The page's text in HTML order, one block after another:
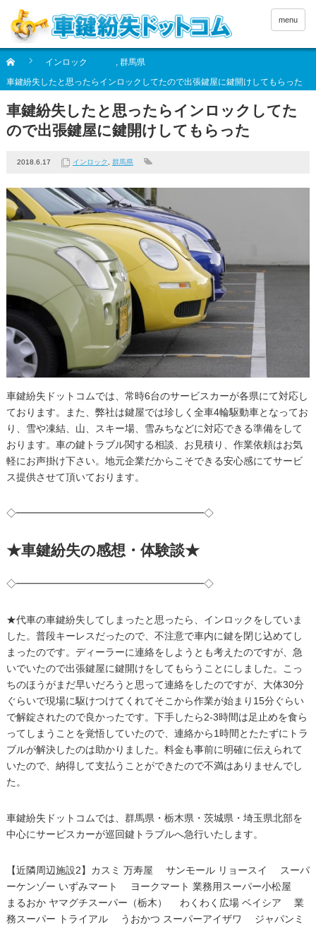
menu
インロック , 群馬県
車鍵紛失したと思ったらインロックしてたので出張鍵屋に鍵開けしてもらった
車鍵紛失したと思ったらインロックしてた
ので出張鍵屋に鍵開けしてもらった
2018.6.17 インロック 群馬県
車鍵紛失ドットコムでは、常時6台のサービスカーが各県にて対応し
ております。また、弊社は鍵屋では珍しく全車4輪駆動車となってお
り、雪や凍結、山、スキー場、雪みちなどに対応できる準備をして
おります。車の鍵トラブル関する相談、お見積り、作業依頼はお気
軽にお声掛け下さい。地元企業だからこそできる安心感にてサービ
ス提供させて頂いております。
◇━━━━━━━━━━━━━━━━━━━◇
★車鍵紛失の感想・体験談★
◇━━━━━━━━━━━━━━━━━━━◇
★代車の車鍵紛失してしまったと思ったら、インロックをしていま
した。普段キーレスだったので、不注意で車内に鍵を閉じ込めてし
まったのです。ディーラーに連絡をしようとも考えたのですが、急
いでいたので出張鍵屋に鍵開けをしてもらうことにしました。こっ
ちのほうがまだ早いだろうと思って連絡をしたのですが、大体30分
ぐらいで現場に駆けつけてくれてそこから作業が始まり15分ぐらい
で解錠されたので良かったです。下手したら2-3時間は足止めを食ら
ってしまうことを覚悟していたので、連絡から1時間とたたずにトラ
ブルが解決したのは助かりました。料金も事前に明確に伝えられて
いたので、納得して支払うことができたので不満はありませんでし
た。
車鍵紛失ドットコムでは、群馬県・栃木県・茨城県・埼玉県北部を
中心にサービスカーが巡回鍵トラブルへ急行いたします。
【近隣周辺施設2】カスミ 万寿屋 サンモール リョースイ スーパ
ーケンゾー いずみマート ヨークマート 業務用スーパー小松屋
まるおか ヤマグチスーパー（栃木） わくわく広場 ベイシア 業
務スーパー トライアル うおかつ スーパーアイザワ ジャパンミ